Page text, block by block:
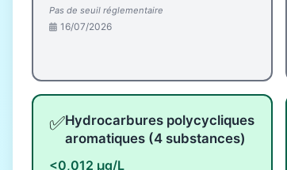
Pas de seuil réglementaire
16/07/2026
✅Hydrocarbures polycycliques
aromatiques (4 substances)
<0,012 µg/L